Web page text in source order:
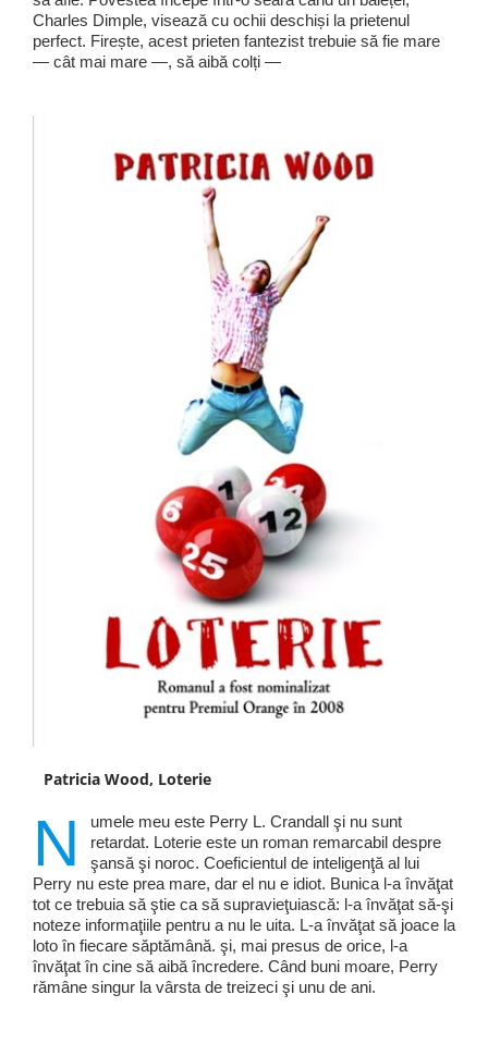
Charles Dimple, visează cu ochii deschiși la prietenul
perfect. Firește, acest prieten fantezist trebuie să fie mare
— cât mai mare —, să aibă colți —
Patricia Wood, Loterie
N
umele meu este Perry L. Crandall şi nu sunt
retardat. Loterie este un roman remarcabil despre
şansă şi noroc. Coeficientul de inteligenţă al lui
Perry nu este prea mare, dar el nu e idiot. Bunica l-a învăţat
tot ce trebuia să ştie ca să supravieţuiască: l-a învăţat să-şi
noteze informaţiile pentru a nu le uita. L-a învăţat să joace la
loto în fiecare săptămână. şi, mai presus de orice, l-a
învăţat în cine să aibă încredere. Când buni moare, Perry
rămâne singur la vârsta de treizeci şi unu de ani.